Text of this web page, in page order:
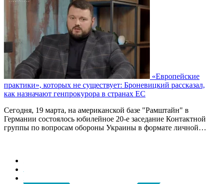
«Европейские
практики», которых не существует: Броневицкий рассказал,
как назначают генпрокурора в странах ЕС
Сегодня, 19 марта, на американской базе "Рамштайн" в
Германии состоялось юбилейное 20-е заседание Контактной
группы по вопросам обороны Украины в формате личной…